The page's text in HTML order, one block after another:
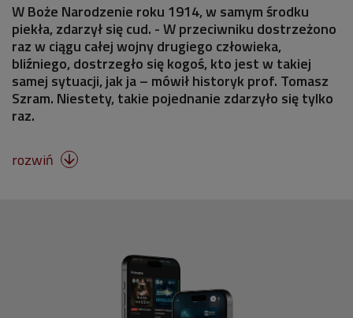
W Boże Narodzenie roku 1914, w samym środku
piekła, zdarzył się cud. - W przeciwniku dostrzeżono
raz w ciągu całej wojny drugiego człowieka,
bliźniego, dostrzegło się kogoś, kto jest w takiej
samej sytuacji, jak ja – mówił historyk prof. Tomasz
Szram. Niestety, takie pojednanie zdarzyło się tylko
raz.
rozwiń 